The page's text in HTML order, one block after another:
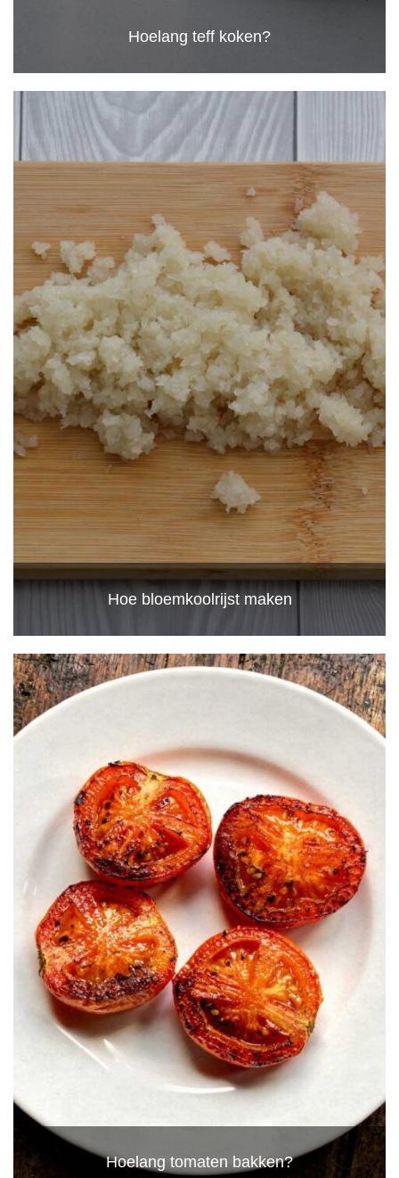
Hoelang teff koken?
Hoe bloemkoolrijst maken
Hoelang tomaten bakken?